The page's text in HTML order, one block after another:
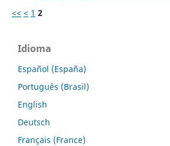
<< < 1 2
Idioma
Español (España)
Português (Brasil)
English
Deutsch
Français (France)